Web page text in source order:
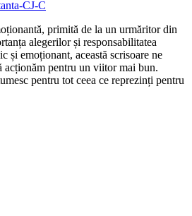
primită de la un urmăritor din
alegerilor și responsabilitatea
și emoționant, această scrisoare ne
acționăm pentru un viitor mai bun.
pentru tot ceea ce reprezinți pentru